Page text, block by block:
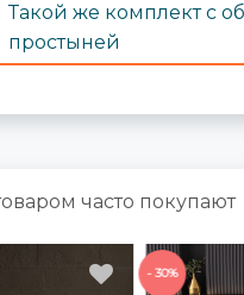
Такой же комплект с
простыней
часто покупают
- 30%